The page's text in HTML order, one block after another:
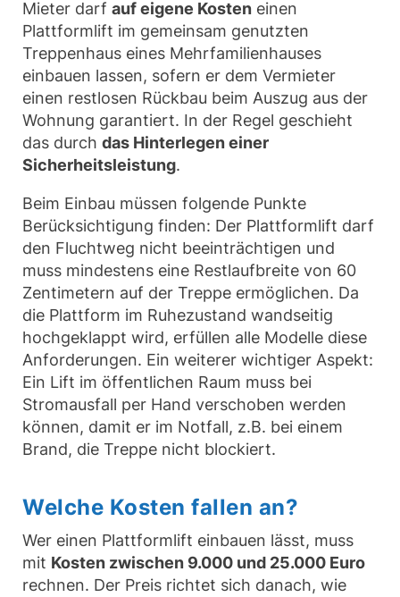
Mieter darf auf eigene Kosten einen
Plattformlift im gemeinsam genutzten
Treppenhaus eines Mehrfamilienhauses
einbauen lassen, sofern er dem Vermieter
einen restlosen Rückbau beim Auszug aus der
Wohnung garantiert. In der Regel geschieht
das durch das Hinterlegen einer
Sicherheitsleistung.
Beim Einbau müssen folgende Punkte
Berücksichtigung finden: Der Plattformlift darf
den Fluchtweg nicht beeinträchtigen und
muss mindestens eine Restlaufbreite von 60
Zentimetern auf der Treppe ermöglichen. Da
die Plattform im Ruhezustand wandseitig
hochgeklappt wird, erfüllen alle Modelle diese
Anforderungen. Ein weiterer wichtiger Aspekt:
Ein Lift im öffentlichen Raum muss bei
Stromausfall per Hand verschoben werden
können, damit er im Notfall, z.B. bei einem
Brand, die Treppe nicht blockiert.
Welche Kosten fallen an?
Wer einen Plattformlift einbauen lässt, muss
mit Kosten zwischen 9.000 und 25.000 Euro
rechnen. Der Preis richtet sich danach, wie